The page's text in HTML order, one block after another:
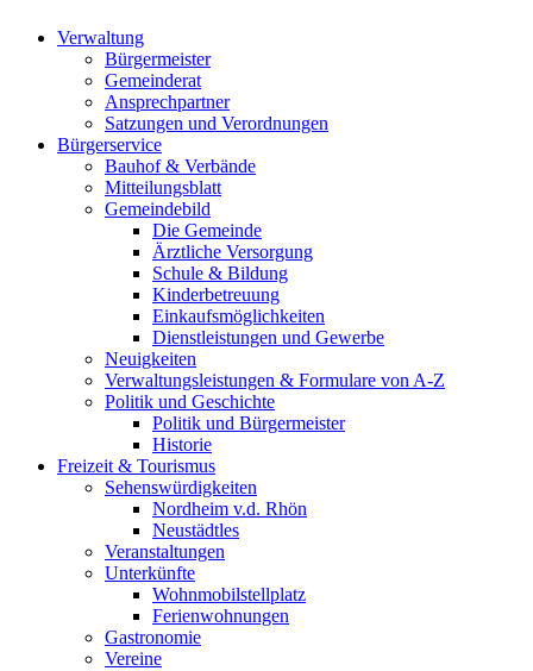
Verwaltung
Bürgermeister
Gemeinderat
Ansprechpartner
Satzungen und Verordnungen
Bürgerservice
Bauhof & Verbände
Mitteilungsblatt
Gemeindebild
Die Gemeinde
Ärztliche Versorgung
Schule & Bildung
Kinderbetreuung
Einkaufsmöglichkeiten
Dienstleistungen und Gewerbe
Neuigkeiten
Verwaltungsleistungen & Formulare von A-Z
Politik und Geschichte
Politik und Bürgermeister
Historie
Freizeit & Tourismus
Sehenswürdigkeiten
Nordheim v.d. Rhön
Neustädtles
Veranstaltungen
Unterkünfte
Wohnmobilstellplatz
Ferienwohnungen
Gastronomie
Vereine